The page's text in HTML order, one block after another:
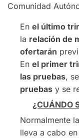
Comunidad
En el último
la relación de
ofertarán
En el primer
las pruebas,
pruebas y se
¿CUÁNDO
Normalmente
lleva a cabo